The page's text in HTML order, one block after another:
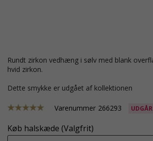
rundt zirkon vedhæng i sølv med blank overflade og facetsleben
hvid zirkon.
Dette smykke er udgået af kollektionen
Varenummer 266293 UDGÅR
Køb halskæde (Valgfrit)